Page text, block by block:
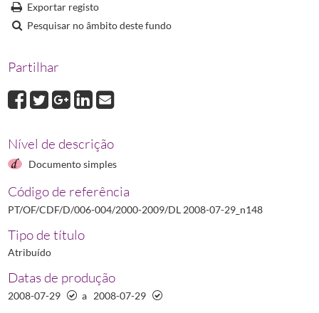
DL 2009-03-03_n58
DL 2009-09-16_n241
Decreto-Lei N.º 241/2009 que estabelece o regime
Exportar registo
Pesquisar no âmbito deste fundo
Partilhar
Nível de descrição
Documento simples
Código de referência
PT/OF/CDF/D/006-004/2000-2009/DL 2008-07-29_n148
Tipo de título
Atribuído
Datas de produção
2008-07-29 a 2008-07-29